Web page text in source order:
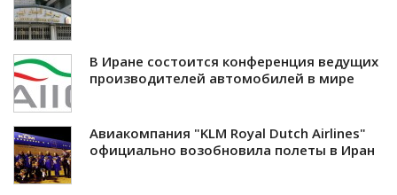
В Иране состоится конференция ведущих
производителей автомобилей в мире
Авиакомпания "KLM Royal Dutch Airlines"
официально возобновила полеты в Иран